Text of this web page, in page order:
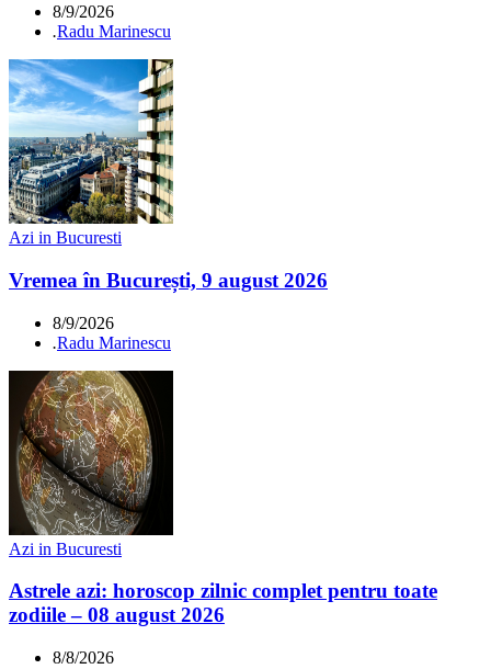
8/9/2026
.Radu Marinescu
Azi in Bucuresti
Vremea în București, 9 august 2026
8/9/2026
.Radu Marinescu
Azi in Bucuresti
Astrele azi: horoscop zilnic complet pentru toate
zodiile – 08 august 2026
8/8/2026